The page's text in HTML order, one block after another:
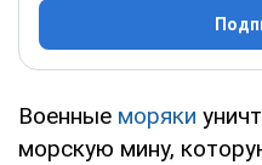
Военные моряки
морскую мину,